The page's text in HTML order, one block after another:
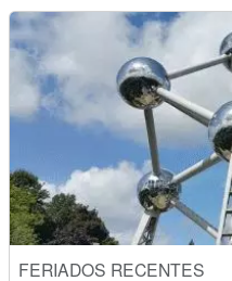
FERIADOS RECENTES